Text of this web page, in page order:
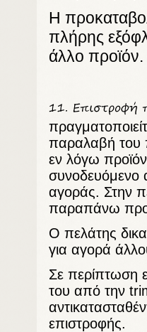
Η
πλήρης
άλλο προϊόν.
παραλαβή του
εν λόγω
συνοδευόμενο
αγοράς. Στην
παραπάνω
Ο πελάτης
για αγορά
Σε περίπτωση
του από την
επιστροφής.